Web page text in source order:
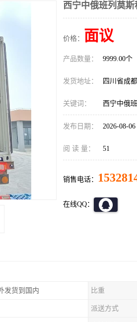
西宁中俄班列莫
价格： 面议
产品数量： 9999.00个
发货地址： 四川省成
关键词： 西宁中俄
发布日期： 2026-08-06
阅 读 量： 51
销售电话：
在线QQ：
发货到国内 比重
派送方式